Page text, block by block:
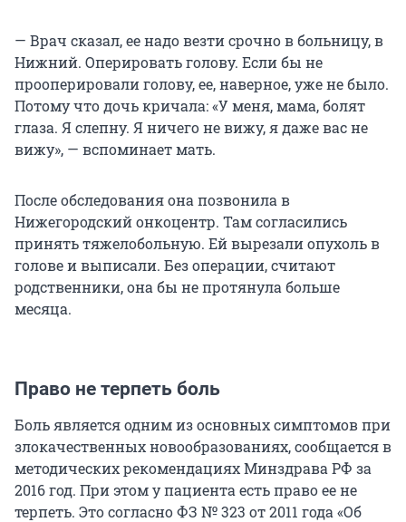
— Врач сказал, ее надо везти срочно в больницу, в
Нижний. Оперировать голову. Если бы не
прооперировали голову, ее, наверное, уже не было.
Потому что дочь кричала: «У меня, мама, болят
глаза. Я слепну. Я ничего не вижу, я даже вас не
вижу», — вспоминает мать.
После обследования она позвонила в
Нижегородский онкоцентр. Там согласились
принять тяжелобольную. Ей вырезали опухоль в
голове и выписали. Без операции, считают
родственники, она бы не протянула больше
месяца.
Право не терпеть боль
Боль является одним из основных симптомов при
злокачественных новообразованиях, сообщается в
методических рекомендациях Минздрава РФ за
2016 год. При этом у пациента есть право ее не
терпеть. Это согласно ФЗ № 323 от 2011 года «Об